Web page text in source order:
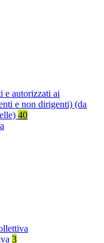
e autorizzati ai
e non dirigenti) (da
40
3